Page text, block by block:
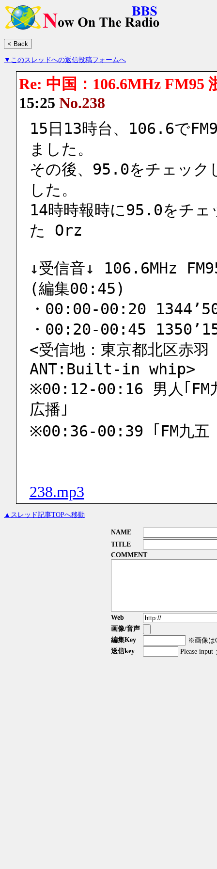
▼このスレッドへの返信投稿フォームへ
Re: 中国：106.6MHz FM95
15:25 No.238
15日13時台、106.6で
ました。
その後、95.0をチェック
した。
14時時報時に95.0をチ
た Orz
↓受信音↓ 106.6MHz
(編集00:45)
・00:00-00:20
・00:20-00:45
<受信地：東京都北区赤
ANT:Built-in whip>
※00:12-00:16 男人｢
広播｣
※00:36-00:39 ｢FM九五
238.mp3
▲スレッド記事TOPへ移動
NAME
TITLE
COMMENT
Web
画像/音声
編集Key
※画像は
送信key
Please input